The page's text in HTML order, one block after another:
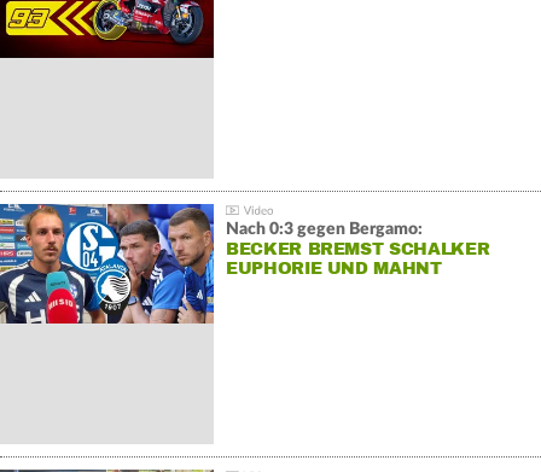
Nach 0:3 gegen Bergamo:
BECKER BREMST SCHALKER
EUPHORIE UND MAHNT